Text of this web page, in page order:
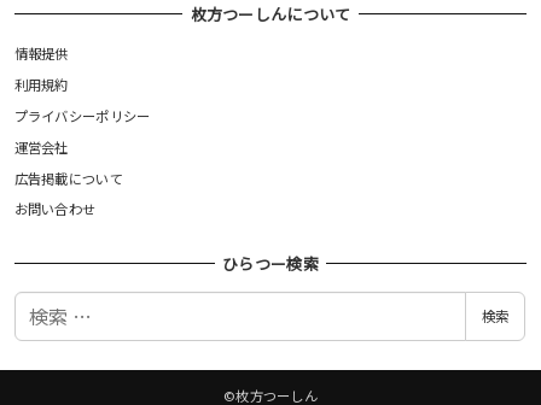
枚方つーしんについて
情報提供
利用規約
プライバシーポリシー
運営会社
広告掲載について
お問い合わせ
ひらつー検索
検
検索
©枚方つーしん